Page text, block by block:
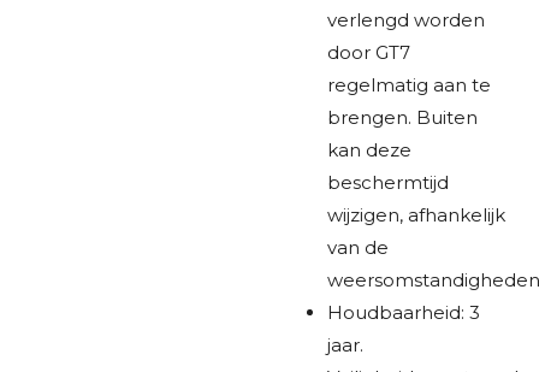
verlengd worden
door GT7
regelmatig aan te
brengen. Buiten
kan deze
beschermtijd
wijzigen, afhankelijk
van de
Houdbaarheid: 3
jaar.